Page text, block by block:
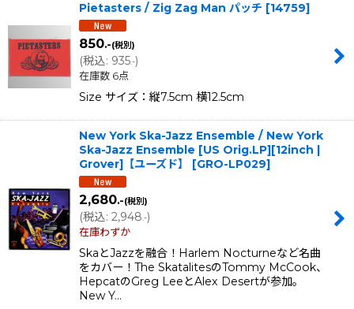
Pietasters / Zig Zag Man パッチ [14759]
850.-(税別)
(税込: 935.-)
在庫数 6点
Size サイズ：縦7.5cm 横12.5cm
New York Ska-Jazz Ensemble / New York
Ska-Jazz Ensemble [US Orig.LP][12inch |
Grover]【ユーズド】
[GRO-LP029]
2,680.-(税別)
(税込: 2,948 .-)
在庫わずか
SkaとJazzを融合！Harlem Nocturneなど名曲
をカバー！The SkatalitesのTommy McCook、
HepcatのGreg LeeとAlex Desertが参加。
New Y…